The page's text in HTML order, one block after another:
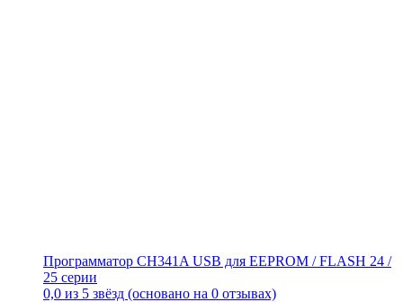
Программатор CH341A USB для EEPROM / FLASH 24 /
25 серии
0,0 из 5 звёзд (основано на 0 отзывах)